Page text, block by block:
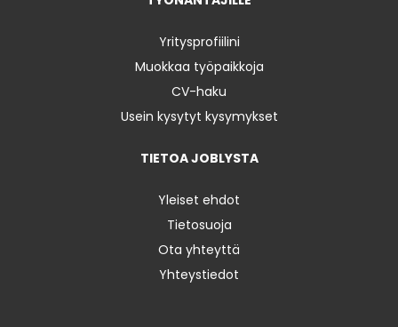
Yritysprofiilini
Muokkaa työpaikkoja
CV-haku
Usein kysytyt kysymykset
TIETOA JOBLYSTA
Yleiset ehdot
Tietosuoja
Ota yhteyttä
Yhteystiedot